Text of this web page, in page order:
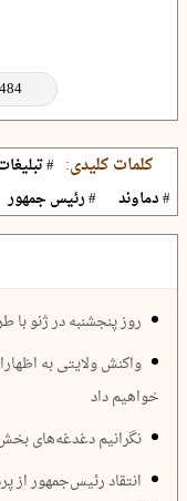
کلمات کلیدی: #
# دماوند
# رئیس جمهور
روز پنجشنبه در ژنو با
واکنش ولایتی به
خواهیم داد
نگرانیم دغدغه‌های
انتقاد رئیس‌جمهور